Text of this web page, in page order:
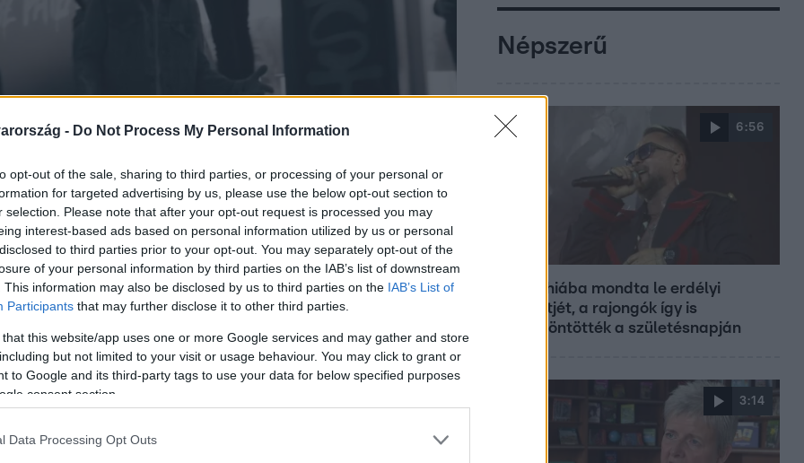
- Do Not Process My Personal Information
opt-out of the sale, sharing to third parties, or processing of your personal or
for targeted advertising by us, please use the below opt-out section to
selection. Please note that after your opt-out request is processed you may
interest-based ads based on personal information utilized by us or personal
to third parties prior to your opt-out. You may separately opt-out of the
of your personal information by third parties on the IAB’s list of downstream
This information may also be disclosed by us to third parties on the IAB’s List of
Participants that may further disclose it to other third parties.
that this website/app uses one or more Google services and may gather and store
but not limited to your visit or usage behaviour. You may click to grant or
to Google and its third-party tags to use your data for below specified purposes
consent section.
Data Processing Opt Outs
Link másolása
bemutatta legújabb, az LMBTQ
Népszerű
6:56
Majka hiába mondta le erdélyi
koncertjét, a rajongók így is
felköszöntötték a születésnapján
3:14